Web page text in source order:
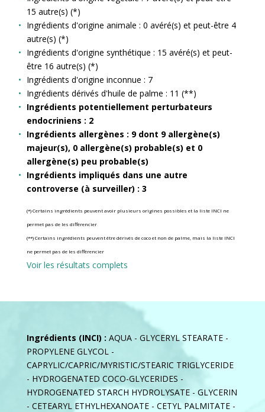
15 autre(s) (*)
Ingrédients d'origine animale : 0 avéré(s) et peut-être 4
autre(s) (*)
Ingrédients d'origine synthétique : 15 avéré(s) et peut-
être 16 autre(s) (*)
Ingrédients d'origine inconnue : 7
Ingrédients dérivés d'huile de palme : 11 (**)
Ingrédients potentiellement perturbateurs
endocriniens : 2
Ingrédients allergènes : 9 dont 9 allergène(s)
majeur(s), 0 allergène(s) probable(s) et 0
allergène(s) peu probable(s)
Ingrédients impliqués dans une autre
controverse (à surveiller) : 3
(*) Certains ingrédients peuvent avoir plusieurs origines possibles et la liste INCI ne
permet pas de les différencier
(**) Certains ingrédients peuvent être dérivés de coco et non de palme, mais la liste INCI
ne permet pas de les différencier
Voir les résultats complets
Ingrédients (INCI) : AQUA - GLYCERYL STEARATE -
PROPYLENE GLYCOL -
CAPRYLIC/CAPRIC/MYRISTIC/STEARIC TRIGLYCERIDE
- HYDROGENATED COCO-GLYCERIDES -
HYDROGENATED STARCH HYDROLYSATE - GLYCERIN
- CETEARYL ETHYLHEXANOATE - CETYL PALMITATE -